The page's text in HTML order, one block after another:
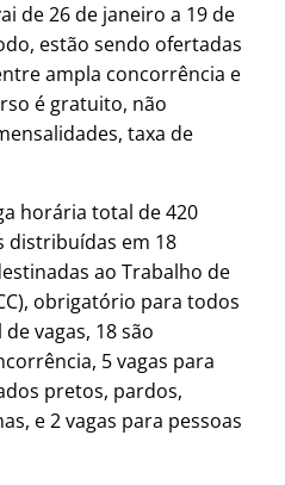
de 26 de janeiro a 19 de
estão sendo ofertadas
ampla concorrência e
é gratuito, não
taxa de
horária total de 420
distribuídas em 18
ao Trabalho de
obrigatório para todos
vagas, 18 são
5 vagas para
pretos, pardos,
e 2 vagas para pessoas